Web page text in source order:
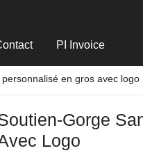
PI Invoice
en gros avec logo
Gorge
Logo